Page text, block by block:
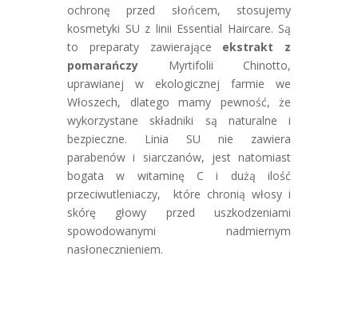
ochronę przed słońcem, stosujemy
kosmetyki SU z linii Essential Haircare. Są
to preparaty zawierające ekstrakt z
pomarańczy Myrtifolii Chinotto,
uprawianej w ekologicznej farmie we
Włoszech, dlatego mamy pewność, że
wykorzystane składniki są naturalne i
bezpieczne. Linia SU nie zawiera
parabenów i siarczanów, jest natomiast
bogata w witaminę C i dużą ilość
przeciwutleniaczy, które chronią włosy i
skórę głowy przed uszkodzeniami
spowodowanymi nadmiernym
nasłonecznieniem.